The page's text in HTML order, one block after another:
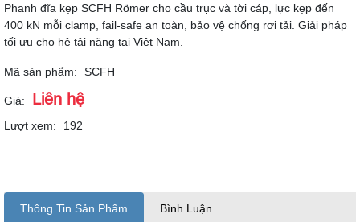
Phanh đĩa kẹp SCFH Römer cho cầu trục và tời cáp, lực kẹp đến
400 kN mỗi clamp, fail-safe an toàn, bảo vệ chống rơi tải. Giải pháp
tối ưu cho hệ tải nặng tại Việt Nam.
Mã sản phẩm: SCFH
Giá: Liên hệ
Lượt xem: 192
Thông Tin Sản Phẩm Bình Luận